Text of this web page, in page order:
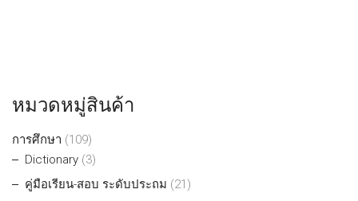
หมวดหมู่สินค้า
การศึกษา (109)
Dictionary (3)
คู่มือเรียน-สอบ ระดับประถม (21)